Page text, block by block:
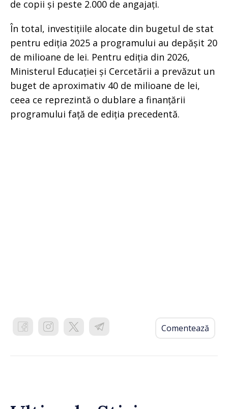
de copii și peste 2.000 de angajați.
În total, investițiile alocate din bugetul de stat
pentru ediția 2025 a programului au depășit 20
de milioane de lei. Pentru ediția din 2026,
Ministerul Educației și Cercetării a prevăzut un
buget de aproximativ 40 de milioane de lei,
ceea ce reprezintă o dublare a finanțării
programului față de ediția precedentă.
Comentează